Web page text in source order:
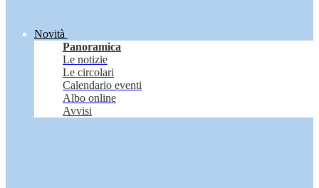
Novità
Panoramica
Le notizie
Le circolari
Calendario eventi
Albo online
Avvisi